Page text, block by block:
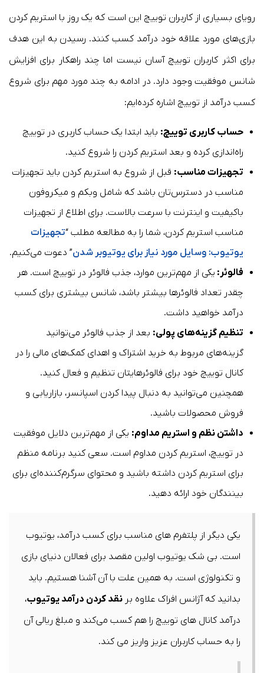
رویای بسیاری از کاربران توییچ این است که یک روز با استریم کردن
بازی‌های مورد علاقه خود درآمد کسب کنند. رسیدن به این هدف
برای اکثر کاربران توییچ آسان نیست اما چند راهکار برای افزایش
شانس موفقیت وجود دارد. در ادامه به چند مورد مهم برای شروع
کسب درآمد از توییچ اشاره کرده‌ایم:
حساب کاربری توییچ: باید ابتدا یک حساب کاربری در توییچ
راه‌اندازی کرده و بعد استریم کردن را شروع کنید.
تجهیزات مناسب: قبل از شروع به استریم کردن باید تجهیزات
مناسب در دسترس‌تان باشد که شامل وبکم و میکروفون
باکیفیت و اینترنت با سرعت بالاست. برای اطلاع از تجهیزات
مناسب استریم کردن، شما را به مطالعه مطلب “تجهیزات
یوتیوب: وسایل مورد نیاز برای یوتیوبر شدن” دعوت می‌کنیم.
فالوئر: یکی از مهم‌ترین موارد، جذب فالوئر در توییچ است. هر
چقدر تعداد فالوئرها بیشتر باشد، شانس بیشتری برای کسب
درآمد خواهید داشت.
تنظیم گزینه‌های پولی: بعد از جذب فالوئر می‌توانید
گزینه‌های مربوط به خرید اشتراک و اهدای کمک‌های مالی را در
کانال توییچ خود برای فالوئرهایتان تنظیم و فعال کنید.
همچنین می‌توانید به دنبال پیدا کردن اسپانسر، بازاریابی و
فروش محصولات باشید.
داشتن نظم و استریم مداوم: یکی از مهم‌ترین دلایل موفقیت
در توییچ، استریم کردن مداوم است. سعی کنید برنامه منظم
برای استریم کردن داشته باشید و محتوای سرگرم‌کننده‌ای برای
بینندگان خود ارائه دهید.
یکی دیگر از پلتفرم های مناسب برای کسب درآمد، یوتیوب
است. بی شک یوتیوب اولین مقصد برای فعالان دنیای بازی
و تکنولوژی است. به همین علت با آن آشنا هستیم. باید
بدانید که آژانس افراک علاوه بر نقد کردن درآمد یوتیوب،
درآمد کانال های توییچ را هم کسب می‌کند و مبلغ ریالی آن
را به حساب کاربران عزیز واریز می کند.